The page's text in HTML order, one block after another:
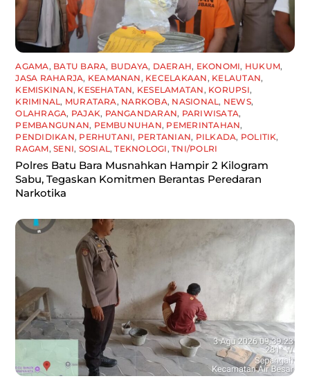
AGAMA, BATU BARA, BUDAYA, DAERAH, EKONOMI, HUKUM,
JASA RAHARJA, KEAMANAN , KECELAKAAN , KELAUTAN,
KEMISKINAN, KESEHATAN, KESELAMATAN , KORUPSI,
KRIMINAL , MURATARA, NARKOBA, NASIONAL , NEWS,
OLAHRAGA, PAJAK, PANGANDARAN, PARIWISATA,
PEMBANGUNAN, PEMBUNUHAN, PEMERINTAHAN,
PENDIDIKAN, PERHUTANI, PERTANIAN, PILKADA, POLITIK,
RAGAM,SENI, SOSIAL ,TEKNOLOGI ,TNI/POLRI
Polres Batu Bara Musnahkan Hampir 2 Kilogram
Sabu, Tegaskan Komitmen Berantas Peredaran
Narkotika